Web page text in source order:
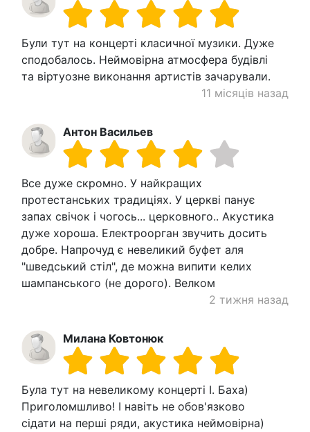
Були тут на концерті класичної музики. Дуже
сподобалось. Неймовірна атмосфера будівлі
та віртуозне виконання артистів зачарували.
11 місяців назад
Антон Васильев
Все дуже скромно. У найкращих
протестанських традиціях. У церкві панує
запах свічок і чогось... церковного.. Акустика
дуже хороша. Електроорган звучить досить
добре. Напрочуд є невеликий буфет аля
"шведський стіл", де можна випити келих
шампанського (не дорого). Велком
2 тижня назад
Милана Ковтонюк
Була тут на невеликому концерті І. Баха)
Приголомшливо! І навіть не обов'язково
сідати на перші ряди, акустика неймовірна)